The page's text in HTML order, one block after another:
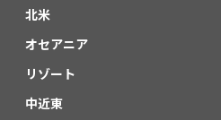
北米
オセアニア
リゾート
中近東